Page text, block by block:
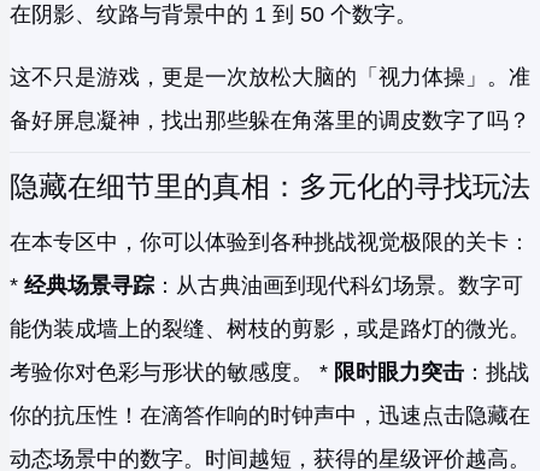
在阴影、纹路与背景中的 1 到 50 个数字。
这不只是游戏，更是一次放松大脑的「视力体操」。准
备好屏息凝神，找出那些躲在角落里的调皮数字了吗？
隐藏在细节里的真相：多元化的寻找玩法
在本专区中，你可以体验到各种挑战视觉极限的关卡：
* 经典场景寻踪 ：从古典油画到现代科幻场景。数字可
能伪装成墙上的裂缝、树枝的剪影，或是路灯的微光。
考验你对色彩与形状的敏感度。 * 限时眼力突击 ：挑战
你的抗压性！在滴答作响的时钟声中，迅速点击隐藏在
动态场景中的数字。时间越短，获得的星级评价越高。